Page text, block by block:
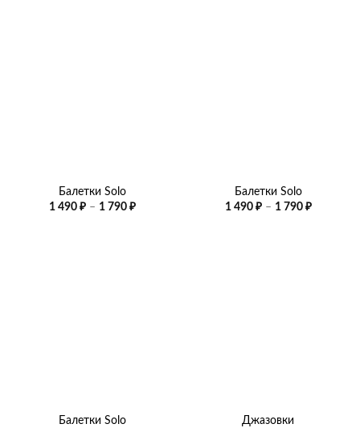
Балетки Solo
1 490 ₽ – 1 790 ₽Диапазон
Балетки Solo
1 490 ₽ – 1 790 ₽
Балетки Solo
Джазовки